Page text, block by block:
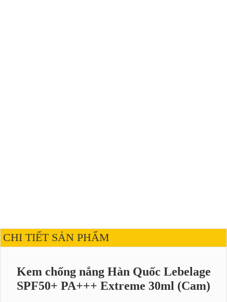
CHI TIẾT SẢN PHẨM
Kem chống nắng Hàn Quốc Lebelage
SPF50+ PA+++ Extreme 30ml (Cam)